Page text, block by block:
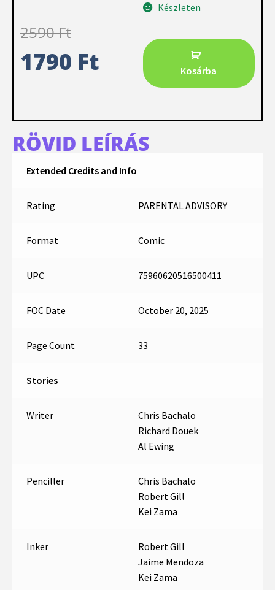
2590Ft
1790 Ft
Készleten
Kosárba
RÖVID LEÍRÁS
Extended Credits and Info
Rating PARENTAL ADVISORY
Format Comic
UPC 75960620516500411
FOC Date October 20, 2025
Page Count 33
Stories
Writer
Chris Bachalo
Richard Douek
Al Ewing
Penciller
Chris Bachalo
Robert Gill
Kei Zama
Inker
Robert Gill
Jaime Mendoza
Kei Zama